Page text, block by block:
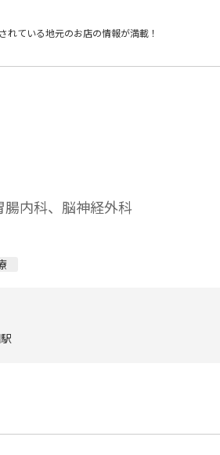
れている地元のお店の情報が満載！
内科、脳神経外科